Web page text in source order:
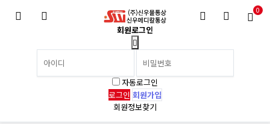
0
회원로그인
자동로그인
회원가입
회원정보찾기